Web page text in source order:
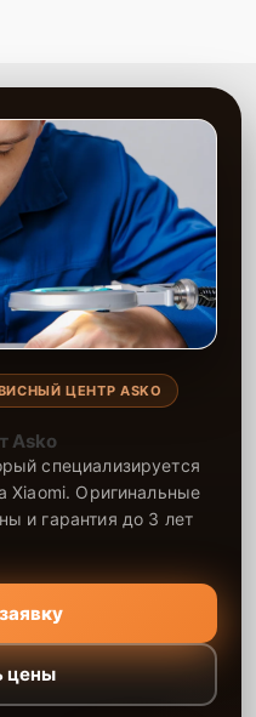
ЦЕНТР ASKO
Asko
специализируется
Xiaomi. Оригинальные
и гарантия до 3 лет
цены